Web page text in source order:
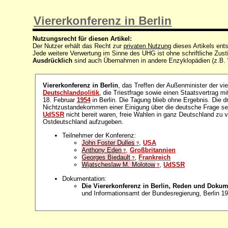
Viererkonferenz in Berlin
Nutzungsrecht für diesen Artikel:
Der Nutzer erhält das Recht zurprivaten Nutzung dieses Artikels
Jede weitere Verwertung im Sinne des UHG ist ohne schriftliche
Ausdrücklich sind auch Übernahmen in andere Enzyklopädien
Viererkonferenz in Berlin , das Treffen der Außenminister der
Deutschlandpolitik , die Triestfrage sowie einen Staatsvertrag
18. Februar1954in Berlin. Die Tagung blieb ohne Ergebnis. Die
Nichtzustandekommen einer Einigung über die deutsche Frage
UdSSR nicht bereit waren, freie Wahlen in ganz Deutschland zu
Ostdeutschland aufzugeben.
Teilnehmer der Konferenz:
John Foster Dulles ?,USA
Anthony Eden ?,Großbritannien
Georges Biedault ?, Frankreich
Wjatscheslaw M. Molotow?,UdSSR
Dokumentation:
Die Viererkonferenz in Berlin, Reden und
und Informationsamt der Bundesregierung, Berlin